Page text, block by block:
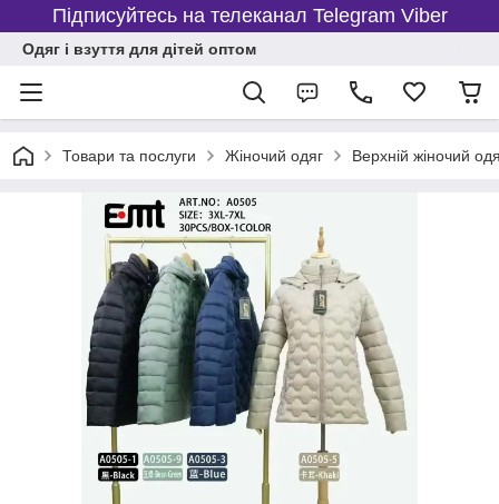
Підписуйтесь на телеканал Telegram Viber
Одяг і взуття для дітей оптом
Товари та послуги Жіночий одяг Верхній жіночий